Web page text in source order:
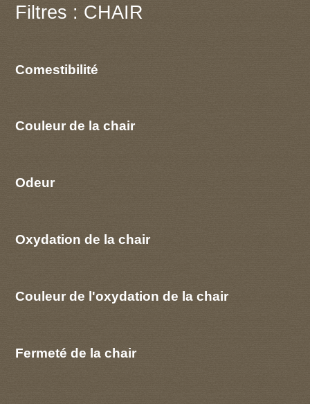
Filtres : CHAIR
Comestibilité
Couleur de la chair
Odeur
Oxydation de la chair
Couleur de l'oxydation de la chair
Fermeté de la chair